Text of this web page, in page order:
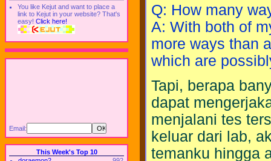
You like Kejut and want to place a
link to Kejut in your website? That's
easy! Click here!
Email:
This Week's Top 10
Q: How many
A: With both of
more ways than
which are
Tapi, berapa
dapat
menjalani tes
keluar dari lab,
temanku hingga